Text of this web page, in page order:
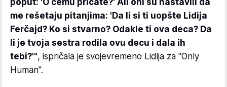
poput: 'O čemu pričate?' Ali oni su nastavili da
me rešetaju pitanjima: 'Da li si ti uopšte Lidija
Ferčajd? Ko si stvarno? Odakle ti ova deca? Da
li je tvoja sestra rodila ovu decu i dala ih
tebi?'", ispričala je svojevremeno Lidija za "Only
Human".